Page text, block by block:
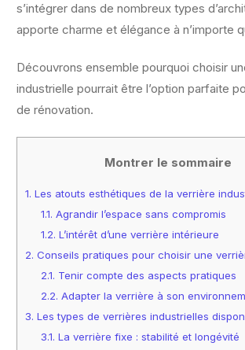
s’intégrer dans de nombreux types
apporte charme et élégance à n’importe
Découvrons ensemble pourquoi choisir
industrielle pourrait être l’option parfaite
de rénovation.
Montrer le sommaire
1. Les atouts esthétiques de la verrière
1.1. Agrandir l’espace sans compromis
1.2. L’intérêt d’une verrière intérieure
2. Conseils pratiques pour choisir une
2.1. Tenir compte des aspects pratiques
2.2. Adapter la verrière à son
3. Les types de verrières industrielles
3.1. La verrière fixe : stabilité et longévité